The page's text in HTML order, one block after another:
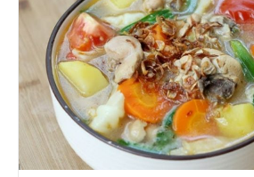
Evolusi
Di
Dunia
Hiburan
Tanah
Air